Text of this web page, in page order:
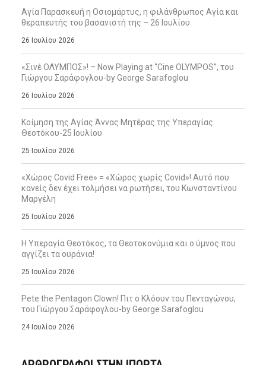
Αγία Παρασκευή η Οσιομάρτυς, η φιλάνθρωπος Αγία και
θεραπευτής του βασανιστή της – 26 Ιουλίου
26 Ιουλίου 2026
«Σινέ ΟΛΥΜΠΟΣ»! – Now Playing at “Cine OLYMPOS”, του
Γιώργου Σαράφογλου-by George Sarafoglou
26 Ιουλίου 2026
Κοίμηση της Αγίας Άννας Μητέρας της Υπεραγίας
Θεοτόκου-25 Ιουλίου
25 Ιουλίου 2026
«Χώρος Covid Free» = «Χώρος χωρίς Covid»! Αυτό που
κανείς δεν έχει τολμήσει να ρωτήσει, του Κωνσταντίνου
Μαργέλη
25 Ιουλίου 2026
Η Υπεραγία Θεοτόκος, τα Θεοτοκονύμια και ο ύμνος που
αγγίζει τα ουράνια!
25 Ιουλίου 2026
Pete the Pentagon Clown! Πιτ ο Κλόουν του Πενταγώνου,
του Γιώργου Σαράφογλου-by George Sarafoglou
24 Ιουλίου 2026